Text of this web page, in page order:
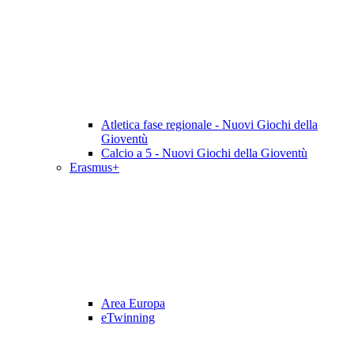
Atletica fase regionale - Nuovi Giochi della
Gioventù
Calcio a 5 - Nuovi Giochi della Gioventù
Erasmus+
Area Europa
eTwinning